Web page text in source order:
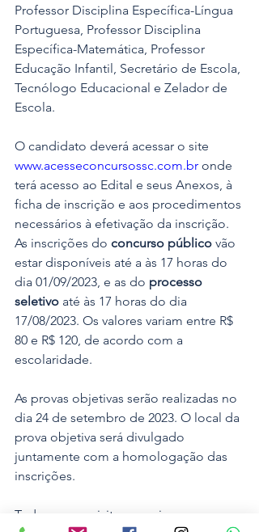
Professor Disciplina Específica-Língua
Portuguesa, Professor Disciplina
Específica-Matemática, Professor
Educação Infantil, Secretário de Escola,
Tecnólogo Educacional e Zelador de
Escola.
O candidato deverá acessar o site
www.acesseconcursossc.com.br onde
terá acesso ao Edital e seus Anexos, à
ficha de inscrição e aos procedimentos
necessários à efetivação da inscrição.
As inscrições do concurso público vão
estar disponíveis até a às 17 horas do
dia 01/09/2023, e as do processo
seletivo até às 17 horas do dia
17/08/2023. Os valores variam entre R$
80 e R$ 120, de acordo com a
escolaridade.
As provas objetivas serão realizadas no
dia 24 de setembro de 2023. O local da
prova objetiva será divulgado
juntamente com a homologação das
inscrições.
Todos os requisitos e mais